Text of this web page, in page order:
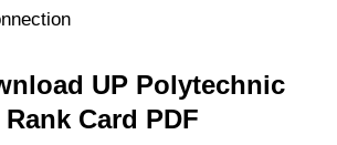
UP Polytechnic
Card PDF